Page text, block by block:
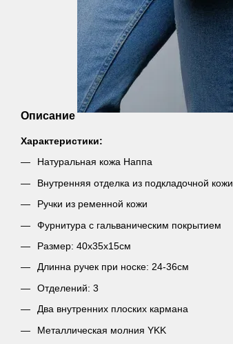
Описание
Характеристики:
Натуральная кожа Наппа
Внутренняя отделка из подкладочной кожи
Ручки из ременной кожи
Фурнитура с гальваническим покрытием
Размер: 40х35х15см
Длинна ручек при носке: 24-36см
Отделений: 3
Два внутренних плоских кармана
Металлическая молния YKK